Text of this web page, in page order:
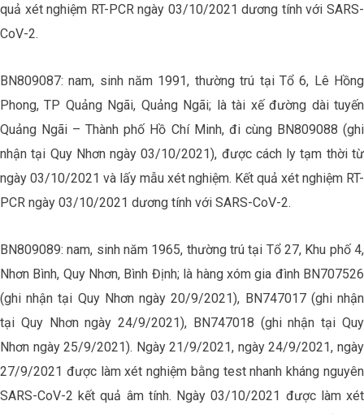
quả xét nghiệm RT-PCR ngày 03/10/2021 dương tính với SARS-
CoV-2.
BN809087: nam, sinh năm 1991, thường trú tại Tổ 6, Lê Hồng
Phong, TP Quảng Ngãi, Quảng Ngãi; là tài xế đường dài tuyến
Quảng Ngãi – Thành phố Hồ Chí Minh, đi cùng BN809088 (ghi
nhận tại Quy Nhơn ngày 03/10/2021), được cách ly tạm thời từ
ngày 03/10/2021 và lấy mẫu xét nghiệm. Kết quả xét nghiệm RT-
PCR ngày 03/10/2021 dương tính với SARS-CoV-2.
BN809089: nam, sinh năm 1965, thường trú tại Tổ 27, Khu phố 4,
Nhơn Bình, Quy Nhơn, Bình Định; là hàng xóm gia đình BN707526
(ghi nhận tại Quy Nhơn ngày 20/9/2021), BN747017 (ghi nhận
tại Quy Nhơn ngày 24/9/2021), BN747018 (ghi nhận tại Quy
Nhơn ngày 25/9/2021). Ngày 21/9/2021, ngày 24/9/2021, ngày
27/9/2021 được làm xét nghiệm bằng test nhanh kháng nguyên
SARS-CoV-2 kết quả âm tính. Ngày 03/10/2021 được làm xét